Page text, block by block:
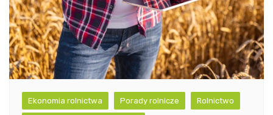
Ekonomia rolnictwa Porady rolnicze Rolnictwo